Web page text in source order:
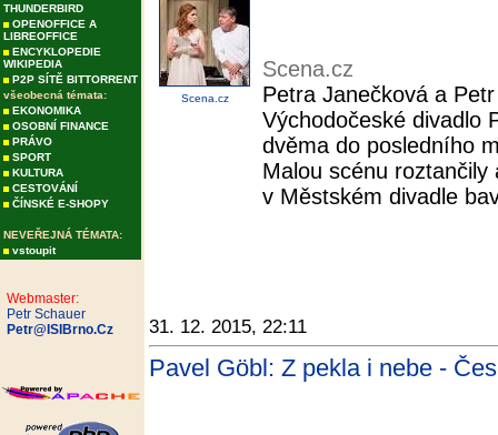
THUNDERBIRD
OPENOFFICE A
LIBREOFFICE
ENCYKLOPEDIE
WIKIPEDIA
P2P SÍTĚ BITTORRENT
všeobecná témata:
EKONOMIKA
OSOBNÍ FINANCE
PRÁVO
SPORT
KULTURA
CESTOVÁNÍ
ČÍNSKÉ E-SHOPY
NEVEŘEJNÁ TÉMATA:
vstoupit
Webmaster:
Petr Schauer
Petr@ISIBrno.Cz
Scena.cz
Scena.cz
Petra Janečková a
Východočeské divadlo
dvěma do posledního
Malou scénu
v Městském divadle
31. 12. 2015, 22:11
Pavel Göbl: Z pekla i nebe -